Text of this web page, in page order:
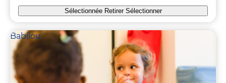
Sélectionnée Retirer Sélectionner
Babilou